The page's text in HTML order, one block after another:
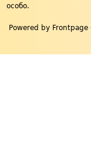
особо.
Powered by